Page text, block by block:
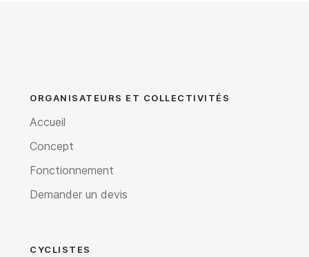
CYCLISTES
ORGANISATEURS ET COLLECTIVITÉS
Accueil
Concept
Fonctionnement
Demander un devis